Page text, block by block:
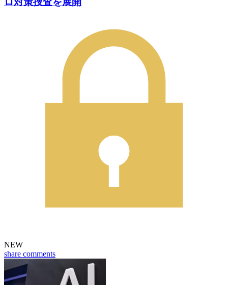
NEW
share comments